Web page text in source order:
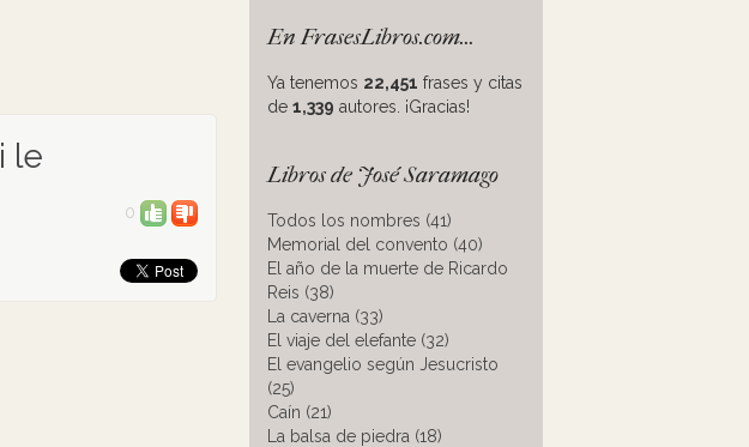
le
0
En FrasesLibros.com...
Ya tenemos 22,451 frases y citas
de 1,339 autores. ¡Gracias!
Libros de José Saramago
Todos los nombres (41)
Memorial del convento (40)
El año de la muerte de Ricardo
Reis (38)
La caverna (33)
El viaje del elefante (32)
El evangelio según Jesucristo
(25)
Caín (21)
La balsa de piedra (18)